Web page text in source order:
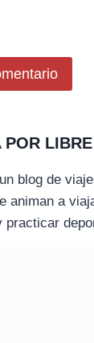
POR LIBRE
blog de
animan a
practicar